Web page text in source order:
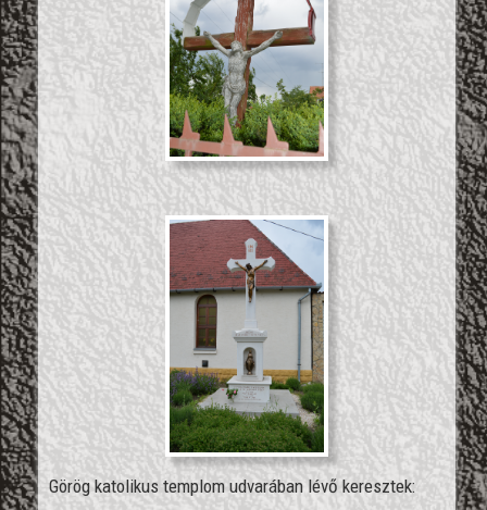
Görög katolikus templom udvarában lévő keresztek: